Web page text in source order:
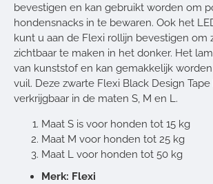
bevestigen en kan gebruikt worden om
hondensnacks in te bewaren. Ook het
kunt u aan de Flexi rollijn bevestigen om
zichtbaar te maken in het donker. Het
van kunststof en kan gemakkelijk
vuil. Deze zwarte Flexi Black Design
verkrijgbaar in de maten S, M en L.
Maat S is voor honden tot 15 kg
Maat M voor honden tot 25 kg
Maat L voor honden tot 50 kg
Merk: Flexi